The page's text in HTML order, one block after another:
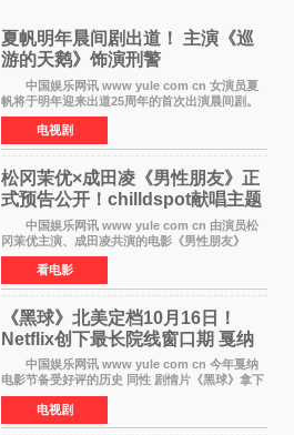
夏帆明年晨间剧出道！ 主演《巡
游的天鹅》饰演刑警
中国娱乐网讯 www yule com cn 女演员夏
帆将于明年迎来出道25周年的首次出演晨间剧。
NHK于8月4日宣布她将出演明年（2027年度）上
半期的晨间剧《巡游的天鹅》，饰演与女主角森
田望智饰演的生
电视剧
松冈茉优×成田凌《男性朋友》正
式预告公开！chilldspot献唱主题
中国娱乐网讯 www yule com cn 由演员松
冈茉优主演、成田凌共演的电影《男性朋友》
（三岛有纪子执导，11月6日上映）于8月5日公开
正式视觉图与正式预告片。同时，三人乐队
chilldspot为该片创
看电影
《黑球》北美定档10月16日！
Netflix创下最长院线窗口期 戛纳
最佳导演加持
中国娱乐网讯 www yule com cn 今年戛纳
电影节备受好评的历史 同性 剧情片《黑球》拿下
Netflix美国发行电影的最长院线放映期——该片
最新定档今年10月16日美国影院上映（此前定档
11月6日，如
电视剧